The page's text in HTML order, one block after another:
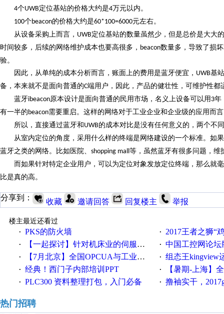
4个UWB定位基站的价格大约是4万元以内。
100个beacon的价格大约是60*100=6000元左右。
从设备采购上而言， UWB定位基站的数量虽然少，但是总价是大大
时间较多，后续的网络维护成本也要高很多， beacon数量多，导致了损
验。
因此，从单纯的成本分析而言，账面上的费用是蓝牙便宜， UWB基
备，本来就不是面向普通的C端用户，因此，产品的健壮性，可维护性
蓝牙ibeacon原本设计是面向普通的民用市场，名义上设备可以用 3年
有一半的beacon需要重启。这样的网络对于工业企业和企业级的应用而
所以，直接通过蓝牙和 UWB的成本对比是没有任何意义的，两个不
从室内定位的角度，采用什么样的终端是网络建设的一个标准。如
蓝牙之类的网络。比如医院、 shopping mall等，虽然蓝牙有很多问题，维
而如果针对特定企业用户，可以为定位对象发放定位终端，那么就
比是真的高。
分享到： 收藏 邀请回答 回复楼主 举报
楼主最近还看过
· PKS的防火墙 · 2017王者之狮“鸡”情签到
· 【一起探讨】针对机床业的伺服系统发展，您的期望是什么？ · 中国工控网论坛版
· 【7月北京】全国OPCUA与工业互联技术培训班通知！ · 组态王kingview
· 经典！西门子内部培训PPT · 【暑期-上海】全国工业
· PLC300 资料整理打包，入门必备 · 撸袖实干，2017gongkong®第
热门招聘